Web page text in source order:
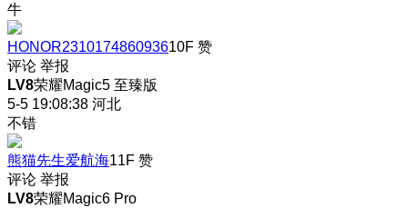
牛
HONOR231017486093610F 赞
评论 举报
LV8荣耀Magic5 至臻版
5-5 19:08:38 河北
不错
熊猫先生爱航海11F 赞
评论 举报
LV8荣耀Magic6 Pro